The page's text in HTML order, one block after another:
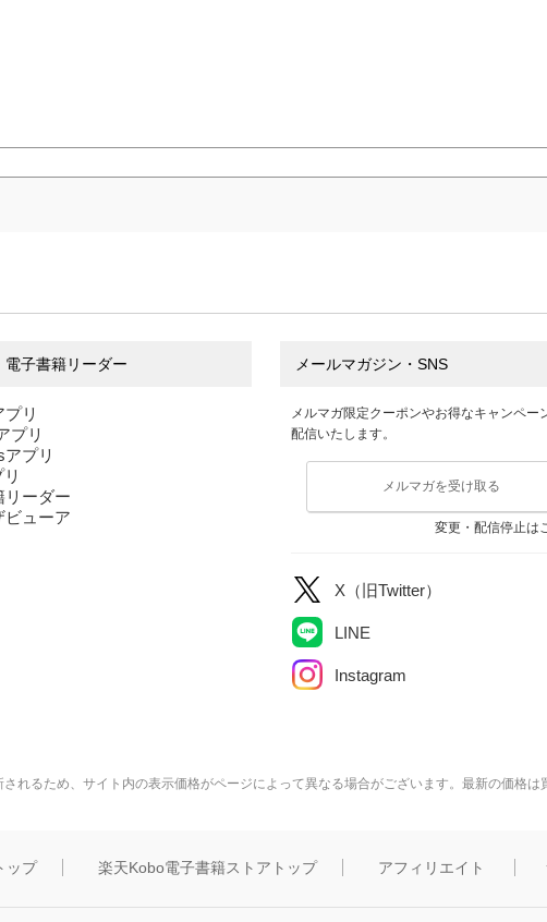
電子書籍リーダー
プリ
プリ
プリ
リーダー
ビューア
メールマガジン・SNS
メルマガ限定クーポンやお得なキャンペー
配信いたします。
メルマガを受け取る
変更・配信停止は
X（旧Twitter）
LINE
Instagram
れるため、サイト内の表示価格がページによって異なる場合がございます。最新の価格は
ップ 楽天Kobo電子書籍ストアトップ アフィリエイト